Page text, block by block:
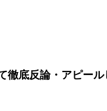
底反論・アピール